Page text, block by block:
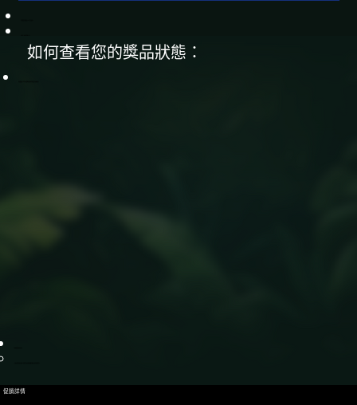
如何查看您的獎品狀態：
促銷詳情